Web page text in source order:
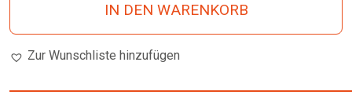
IN DEN WARENKORB
Zur Wunschliste hinzufügen